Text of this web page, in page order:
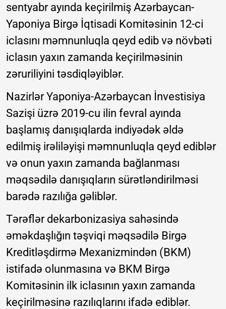
sentyabr ayında keçirilmiş Azərbaycan-
Yaponiya Birgə İqtisadi Komitəsinin 12-ci
iclasını məmnunluqla qeyd edib və növbəti
iclasın yaxın zamanda keçirilməsinin
zəruriliyini təsdiqləyiblər.
Nazirlər Yaponiya-Azərbaycan İnvestisiya
Sazişi üzrə 2019-cu ilin fevral ayında
başlamış danışıqlarda indiyədək əldə
edilmiş irəliləyişi məmnunluqla qeyd ediblər
və onun yaxın zamanda bağlanması
məqsədilə danışıqların sürətləndirilməsi
barədə razılığa gəliblər.
Tərəflər dekarbonizasiya sahəsində
əməkdaşlığın təşviqi məqsədilə Birgə
Kreditləşdirmə Mexanizmindən (BKM)
istifadə olunmasına və BKM Birgə
Komitəsinin ilk iclasının yaxın zamanda
keçirilməsinə razılıqlarını ifadə ediblər.